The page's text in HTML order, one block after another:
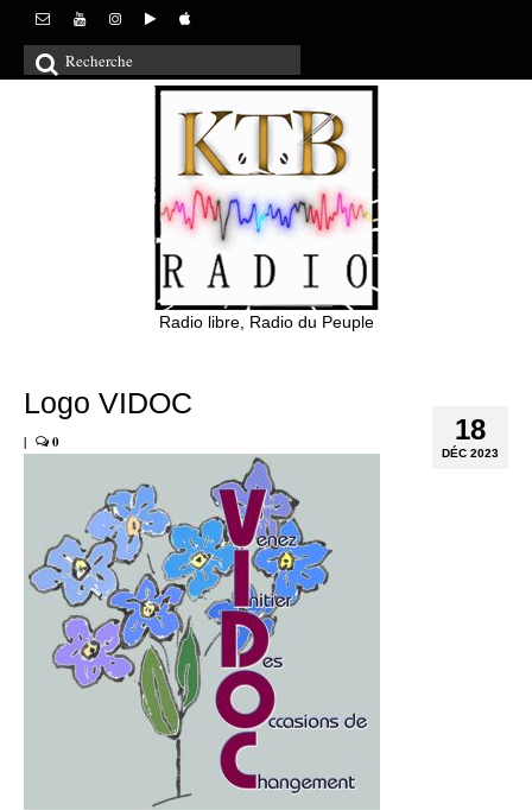
Rechercher
:
Radio libre, Radio du Peuple
18
DÉC 2023
Logo VIDOC
| 0